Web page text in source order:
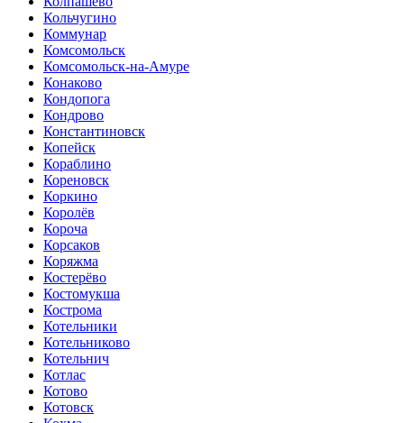
Кольчугино
Коммунар
Комсомольск
Комсомольск-на-Амуре
Конаково
Кондопога
Кондрово
Константиновск
Копейск
Кораблино
Кореновск
Коркино
Королёв
Короча
Корсаков
Коряжма
Костерёво
Костомукша
Кострома
Котельники
Котельниково
Котельнич
Котлас
Котово
Котовск